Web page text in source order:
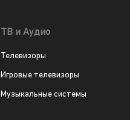
ТВ и Аудио
Телевизоры
Игровые телевизоры
Музыкальные системы